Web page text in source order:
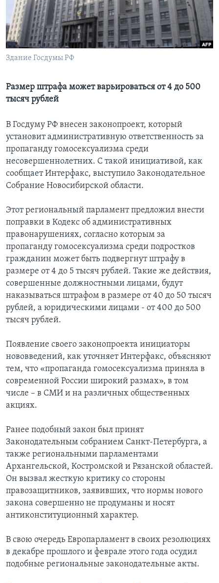
Learning English
СОЦИАЛЬНЫЕ СЕТИ
Языки
Здание Госдумы РФ
Размер штрафа может варьироваться от 4 до 500
тысяч рублей
В Госдуму РФ внесен законопроект, который
установит административную ответственность за
пропаганду гомосексуализма среди
несовершеннолетних. С такой инициативой, как
сообщает Интерфакс, выступило Законодательное
Собрание Новосибирской области.
Этот региональный парламент предложил внести
поправки в Кодекс об административных
правонарушениях, согласно которым за
пропаганду гомосексуализма среди подростков
гражданин может быть подвергнут штрафу в
размере от 4 до 5 тысяч рублей. Такие же действия,
совершенные должностными лицами, будут
наказываться штрафом в размере от 40 до 50 тысяч
рублей, а юридическими лицами - от 400 до 500
тысяч рублей.
Появление своего законопроекта инициаторы
нововведений, как уточняет Интерфакс, объясняют
тем, что «пропаганда гомосексуализма приняла в
современной России широкий размах», в том
числе – в СМИ и на различных общественных
акциях.
Ранее подобный закон был принят
Законодательным собранием Санкт-Петербурга, а
также региональными парламентами
Архангельской, Костромской и Рязанской областей.
Он вызвал жесткую критику со стороны
правозащитников, заявивших, что нормы нового
закона совершенно не продуманы и носят
антиконституционный характер.
В свою очередь Европарламент в своих резолюциях
в декабре прошлого и феврале этого года осудил
подобные региональные законодательные акты.